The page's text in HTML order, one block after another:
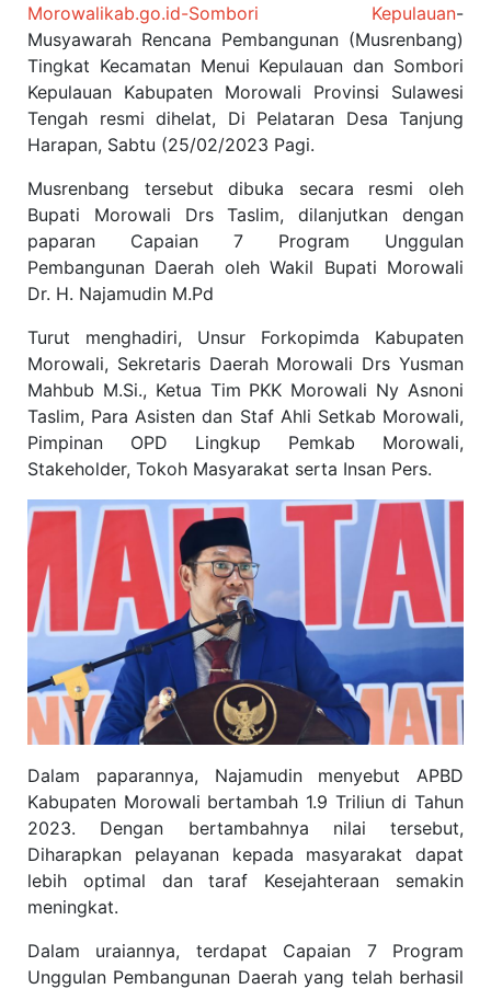
Morowalikab.go.id-Sombori Kepulauan-
Musyawarah Rencana Pembangunan (Musrenbang)
Tingkat Kecamatan Menui Kepulauan dan Sombori
Kepulauan Kabupaten Morowali Provinsi Sulawesi
Tengah resmi dihelat, Di Pelataran Desa Tanjung
Harapan, Sabtu (25/02/2023 Pagi.
Musrenbang tersebut dibuka secara resmi oleh
Bupati Morowali Drs Taslim, dilanjutkan dengan
paparan Capaian 7 Program Unggulan
Pembangunan Daerah oleh Wakil Bupati Morowali
Dr. H. Najamudin M.Pd
Turut menghadiri, Unsur Forkopimda Kabupaten
Morowali, Sekretaris Daerah Morowali Drs Yusman
Mahbub M.Si., Ketua Tim PKK Morowali Ny Asnoni
Taslim, Para Asisten dan Staf Ahli Setkab Morowali,
Pimpinan OPD Lingkup Pemkab Morowali,
Stakeholder, Tokoh Masyarakat serta Insan Pers.
Dalam paparannya, Najamudin menyebut APBD
Kabupaten Morowali bertambah 1.9 Triliun di Tahun
2023. Dengan bertambahnya nilai tersebut,
Diharapkan pelayanan kepada masyarakat dapat
lebih optimal dan taraf Kesejahteraan semakin
meningkat.
Dalam uraiannya, terdapat Capaian 7 Program
Unggulan Pembangunan Daerah yang telah berhasil